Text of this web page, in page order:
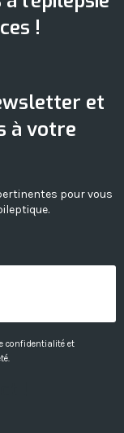
!
et
à votre
pour vous
confidentialité et